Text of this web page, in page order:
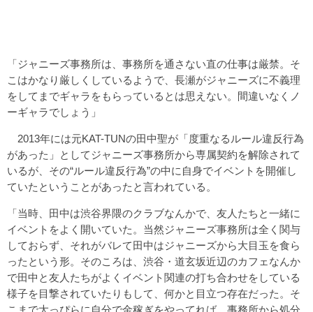
「ジャニーズ事務所は、事務所を通さない直の仕事は厳禁。そ
こはかなり厳しくしているようで、長瀬がジャニーズに不義理
をしてまでギャラをもらっているとは思えない。間違いなくノ
ーギャラでしょう」
2013年には元KAT-TUNの田中聖が「度重なるルール違反行為
があった」としてジャニーズ事務所から専属契約を解除されて
いるが、その“ルール違反行為”の中に自身でイベントを開催し
ていたということがあったと言われている。
「当時、田中は渋谷界隈のクラブなんかで、友人たちと一緒に
イベントをよく開いていた。当然ジャニーズ事務所は全く関与
しておらず、それがバレて田中はジャニーズから大目玉を食ら
ったという形。そのころは、渋谷・道玄坂近辺のカフェなんか
で田中と友人たちがよくイベント関連の打ち合わせをしている
様子を目撃されていたりもして、何かと目立つ存在だった。そ
こまで大っぴらに自分で金稼ぎをやってれば、事務所から処分